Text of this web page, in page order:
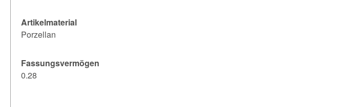
Artikelmaterial
Porzellan
Fassungsvermögen
0.28